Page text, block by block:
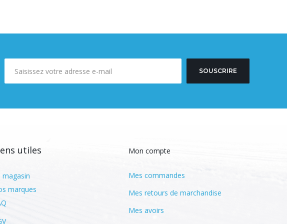
SOUSCRIRE
utiles
magasin
marques
Mon compte
Mes commandes
Mes retours de marchandise
Mes avoirs